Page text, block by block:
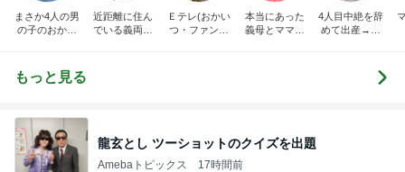
まさか4人の男
の子のおかあ
近距離に住ん
でいる義両親
Ｅテレ(おかい
つ・ファンタ
本当にあった
義母とママ友
4人目中絶を辞
めて出産→パ
もっと見る
龍玄とし ツーショットのクイズを出題
Amebaトピックス 17時間前